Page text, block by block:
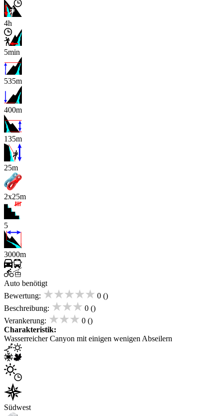
4h
5min
535m
400m
135m
x
25m
2x25m
5
3000m
Auto benötigt
Bewertung: ★★★★★ 0 ()
Beschreibung: ★★★ 0 ()
Verankerung: ★★★ 0 ()
Charakteristik:
Wasserreicher Canyon mit einigen wenigen Abseilern
Südwest